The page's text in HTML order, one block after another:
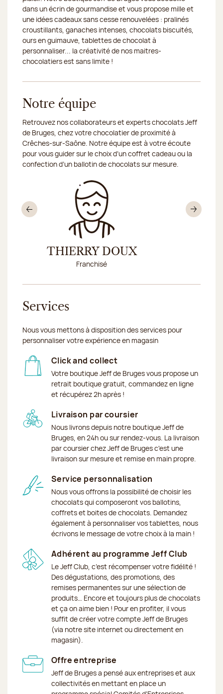
dans un écrin de gourmandise et vous propose mille et
une idées cadeaux sans cesse renouvelées : pralinés
croustillants, ganaches intenses, chocolats biscuités,
ours en guimauve, tablettes de chocolat à
personnaliser... la créativité de nos maitres-
chocolatiers est sans limite !
Notre équipe
Retrouvez nos collaborateurs et experts chocolats Jeff
de Bruges, chez votre chocolatier de proximité à
Crêches-sur-Saône. Notre équipe est à votre écoute
pour vous guider sur le choix d’un coffret cadeau ou la
confection d’un ballotin de chocolats sur mesure.
THIERRY DOUX
Franchisé
Précédent
Services
Nous vous mettons à disposition des services pour
personnaliser votre expérience en magasin
Click and collect
Votre boutique Jeff de Bruges vous propose un
retrait boutique gratuit, commandez en ligne
et récupérez 2h après !
Livraison par coursier
Nous livrons depuis notre boutique Jeff de
Bruges, en 24h ou sur rendez-vous. La livraison
par coursier chez Jeff de Bruges c'est une
livraison sur mesure et remise en main propre.
Service personnalisation
Nous vous offrons la possibilité de choisir les
chocolats qui composeront vos ballotins,
coffrets et boites de chocolats. Demandez
également à personnaliser vos tablettes, nous
écrivons le message de votre choix à la main !
Adhérent au programme Jeff Club
Le Jeff Club, c’est récompenser votre fidélité !
Des dégustations, des promotions, des
remises permanentes sur une sélection de
produits… Encore et toujours plus de chocolats
et ça on aime bien ! Pour en profiter, il vous
suffit de créer votre compte Jeff de Bruges
(via notre site internet ou directement en
magasin).
Offre entreprise
Jeff de Bruges a pensé aux entreprises et aux
collectivités en mettant en place un